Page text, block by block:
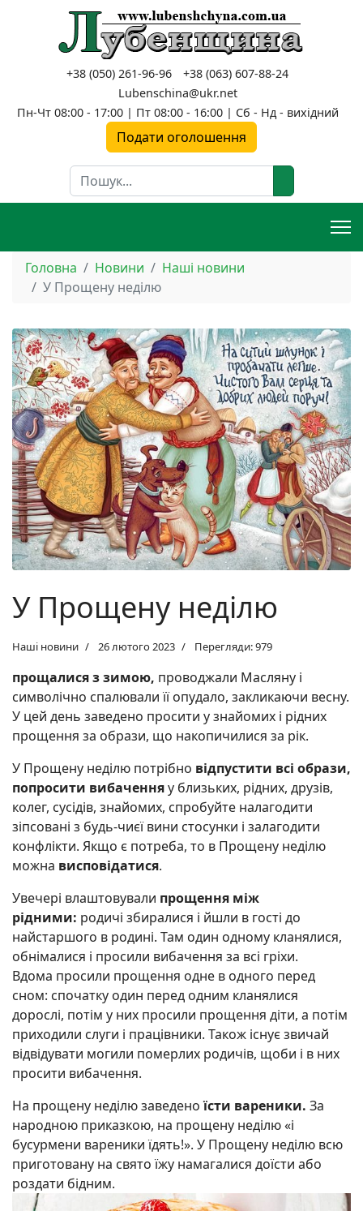
+38 (050) 261-96-96
+38 (063) 607-88-24
Lubenschina@ukr.net
Пн-Чт 08:00 - 17:00 | Пт 08:00 - 16:00 | Сб - Нд - вихідний
Подати оголошення
Пошук
Головна Новини
Наші новини
У Прощену неділю
У Прощену неділю
Наші новини 26 лютого 2023 Перегляди: 979
прощалися з зимою, проводжали Масляну і
символічно спалювали її опудало, закликаючи весну.
У цей день заведено просити у знайомих і рідних
прощення за образи, що накопичилися за рік.
У Прощену неділю потрібно відпустити всі образи,
попросити вибаченняу близьких, рідних, друзів,
колег, сусідів, знайомих, спробуйте налагодити
зіпсовані з будь-чиєї вини стосунки і залагодити
конфлікти. Якщо є потреба, то в Прощену неділю
можна висповідатися.
Увечері влаштовували прощення між
рідними: родичі збиралися і йшли в гості до
найстаршого в родині. Там один одному кланялися,
обнімалися і просили вибачення за всі гріхи.
Вдома просили прощення одне в одного перед
сном: спочатку один перед одним кланялися
дорослі, потім у них просили прощення діти, а потім
приходили слуги і працівники. Також існує звичай
відвідувати могили померлих родичів, щоби і в них
просити вибачення.
На прощену неділю заведеноїсти вареники. За
народною приказкою, на прощену неділю «і
бусурмени вареники їдять!». У Прощену неділю всю
приготовану на свято їжу намагалися доїсти або
роздати бідним.